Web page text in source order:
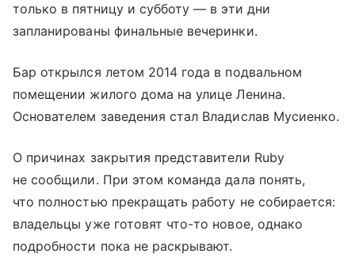
только в пятницу и субботу — в эти дни
запланированы финальные вечеринки.
Бар открылся летом 2014 года в подвальном
помещении жилого дома на улице Ленина.
Основателем заведения стал Владислав Мусиенко.
О причинах закрытия представители Ruby
не сообщили. При этом команда дала понять,
что полностью прекращать работу не собирается:
владельцы уже готовят что-то новое, однако
подробности пока не раскрывают.